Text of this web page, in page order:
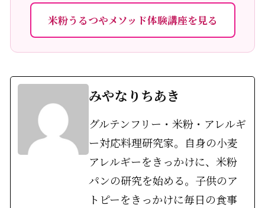
米粉うるつやメソッド体験講座を見る
みやなりちあき
グルテンフリー・米粉・アレルギ
ー対応料理研究家。自身の小麦
アレルギーをきっかけに、米粉
パンの研究を始める。子供のア
トピーをきっかけに毎日の食事